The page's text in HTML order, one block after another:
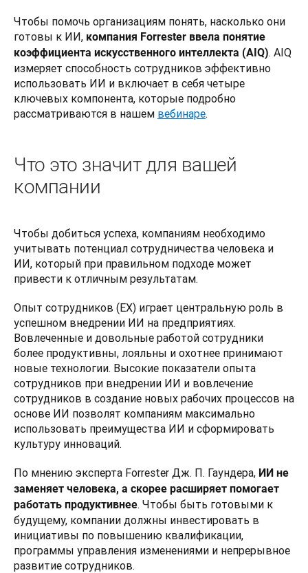
Чтобы помочь организациям понять, насколько они
готовы к ИИ, компания Forrester ввела понятие
коэффициента искусственного интеллекта (AIQ). AIQ
измеряет способность сотрудников эффективно
использовать ИИ и включает в себя четыре
ключевых компонента, которые подробно
рассматриваются в нашем вебинаре.
Что это значит для вашей
компании
Чтобы добиться успеха, компаниям необходимо
учитывать потенциал сотрудничества человека и
ИИ, который при правильном подходе может
привести к отличным результатам.
Опыт сотрудников (EX) играет центральную роль в
успешном внедрении ИИ на предприятиях.
Вовлеченные и довольные работой сотрудники
более продуктивны, лояльны и охотнее принимают
новые технологии. Высокие показатели опыта
сотрудников при внедрении ИИ и вовлечение
сотрудников в создание новых рабочих процессов на
основе ИИ позволят компаниям максимально
использовать преимущества ИИ и сформировать
культуру инноваций.
По мнению эксперта Forrester Дж. П. Гаундера, ИИ не
заменяет человека, а скорее расширяет помогает
работать продуктивнее. Чтобы быть готовыми к
будущему, компании должны инвестировать в
инициативы по повышению квалификации,
программы управления изменениями и непрерывное
развитие сотрудников.